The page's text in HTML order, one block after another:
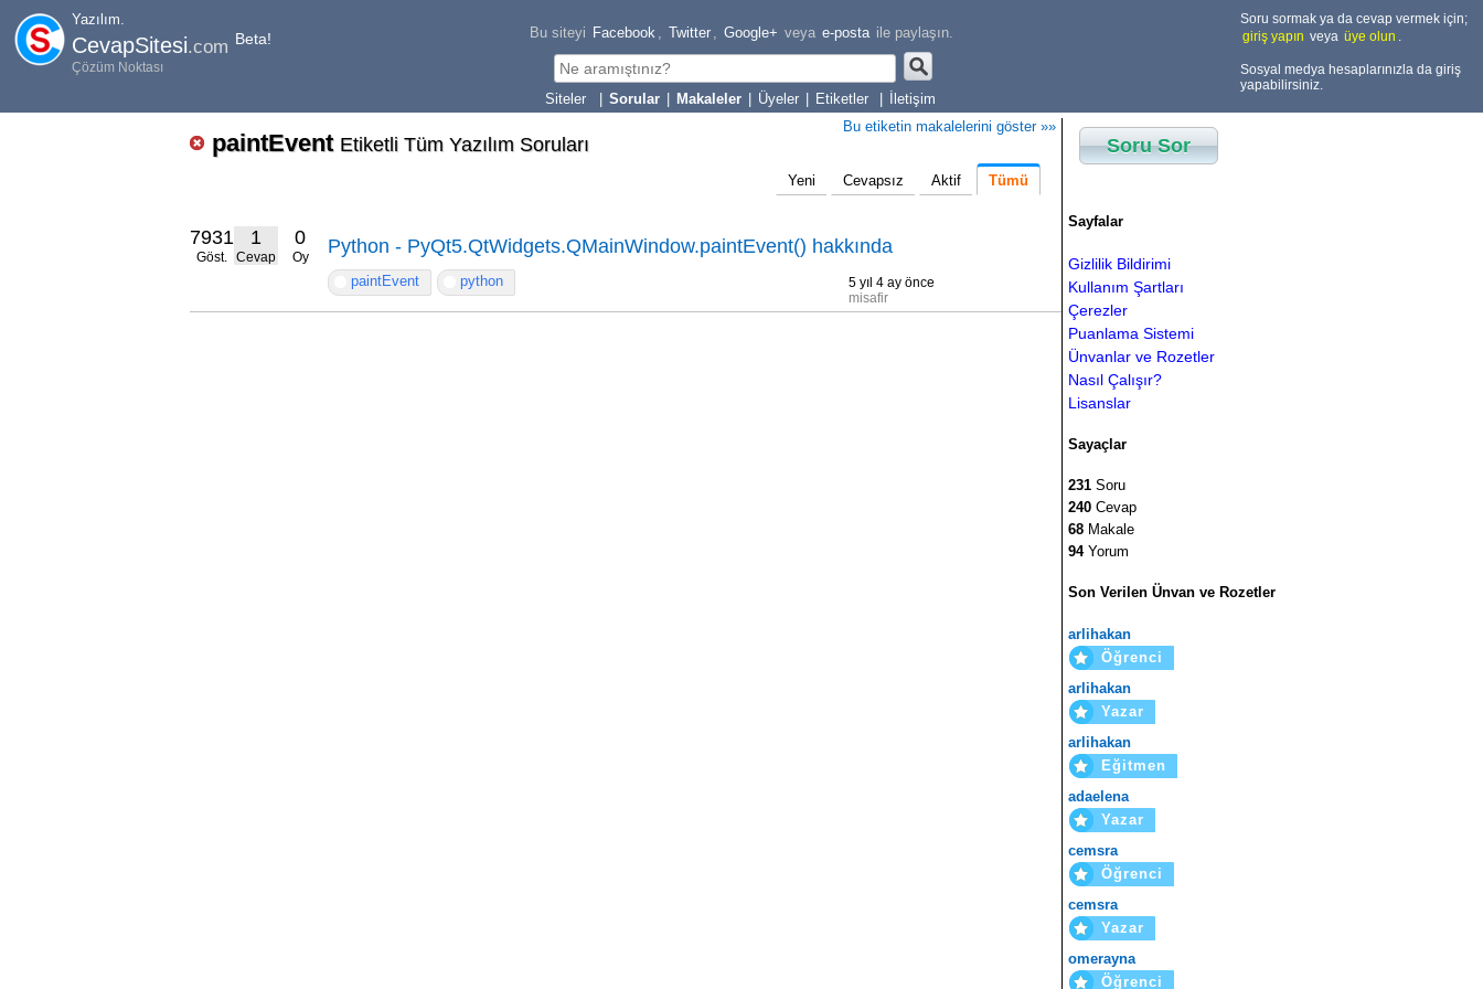
Yazılım.
CevapSitesi.com Beta!
Çözüm Noktası
Bu siteyi Facebook , Twitter , Google+ veya e-posta ile paylaşın.
Sorular Makaleler Üyeler Etiketler İletişim
Soru sormak ya da cevap vermek için;
giriş yapın veya üye olun .
Sosyal medya hesaplarınızla da giriş
yapabilirsiniz.
paintEvent Etiketli Tüm Yazılım Soruları
Bu etiketin makalelerini göster »»
Yeni Cevapsız Aktif Tümü
7931
Göst.
1
Cevap
0
Oy Python - PyQt5.QtWidgets.QMainWindow.paintEvent() hakkında
paintEvent python
5 yıl 4 ay önce
misafir
Soru Sor
Sayfalar
Gizlilik Bildirimi
Kullanım Şartları
Çerezler
Puanlama Sistemi
Ünvanlar ve Rozetler
Nasıl Çalışır?
Lisanslar
Sayaçlar
231 Soru
240 Cevap
68 Makale
94Yorum
Son Verilen Ünvan ve Rozetler
arlihakan
Öğrenci
arlihakan
Yazar
arlihakan
Eğitmen
adaelena
Yazar
cemsra
Öğrenci
cemsra
Yazar
omerayna
Öğrenci